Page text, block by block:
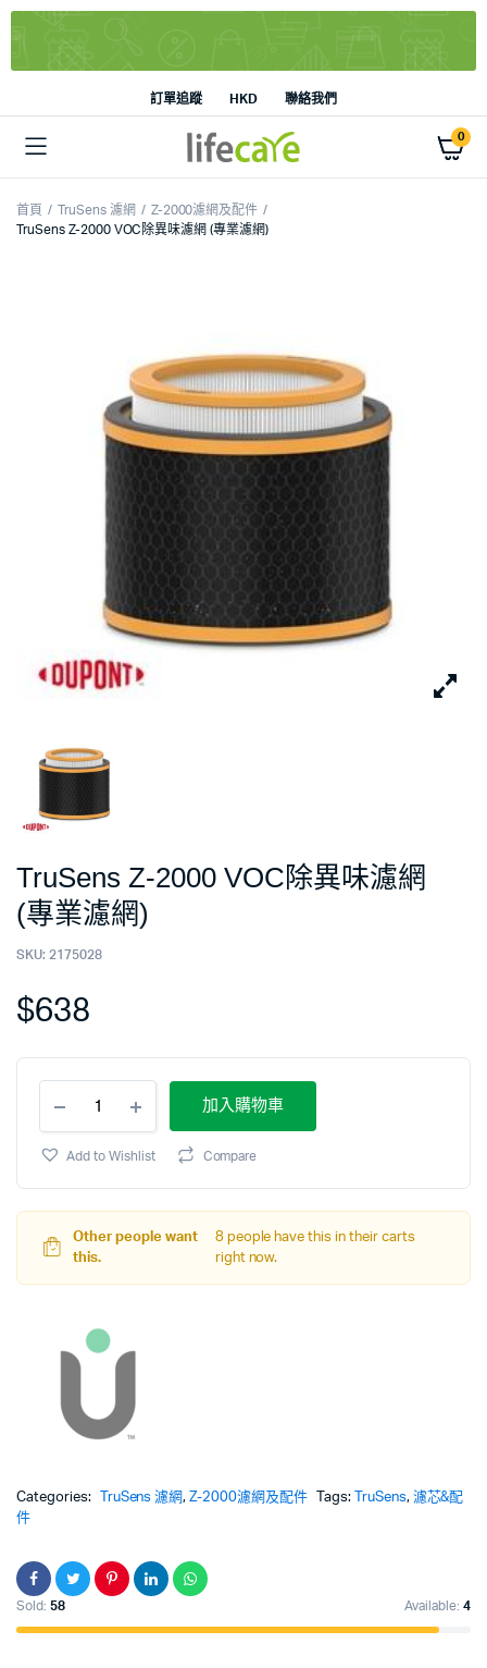
訂單追蹤 HKD 聯絡我們
0
首頁 TruSens 濾網
Z-2000濾網及配件
TruSens Z-2000 VOC除異味濾網 (專業濾網)
TruSens Z-2000 VOC除異味濾網
(專業濾網)
SKU: 2175028
$638
加入購物車
Add to Wishlist Compare
Other people want
this.
8 people have this in their carts
right now.
Categories: TruSens 濾網,Z-2000濾網及配件 Tags: TruSens, 濾芯&配
件
Sold: 58 Available:4